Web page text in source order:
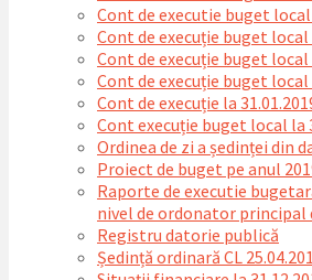
Cont de executie buget
Cont de execuție buget local
Cont de execuție buget local
Cont de execuție buget local
Cont de execuție la
Cont execuție buget local la
Ordinea de zi a ședinței din
Proiect de buget pe anul
Raporte de executie
nivel de ordonator principal
Registru datorie publică
Ședință ordinară CL